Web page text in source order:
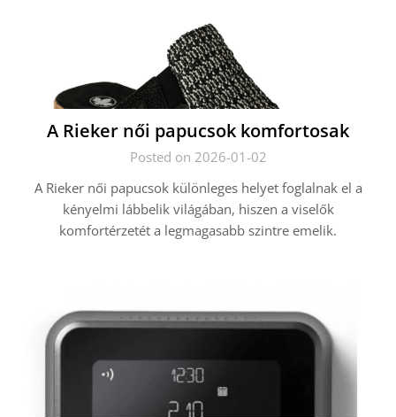
A Rieker női papucsok komfortosak
Posted on 2026-01-02
A Rieker női papucsok különleges helyet foglalnak el a
kényelmi lábbelik világában, hiszen a viselők
komfortérzetét a legmagasabb szintre emelik.